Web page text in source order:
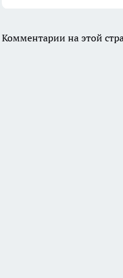
Комментарии на этой